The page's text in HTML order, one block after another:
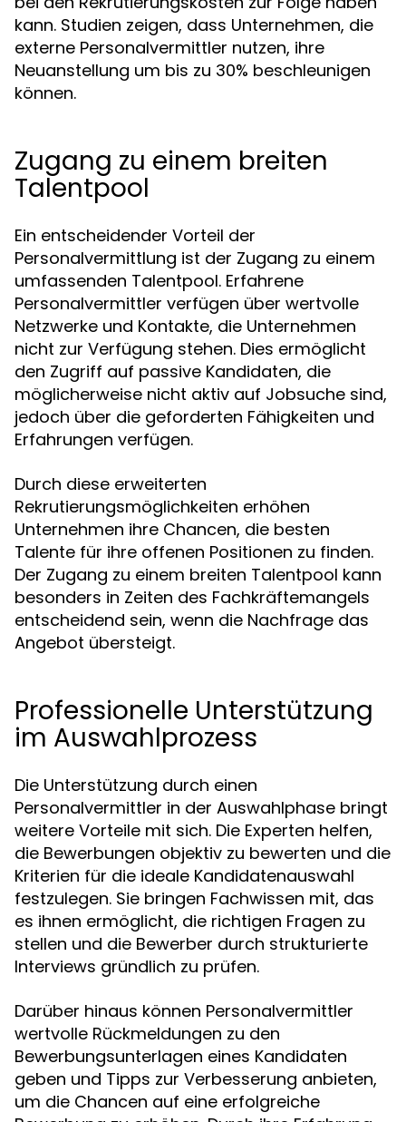
kann. Studien zeigen, dass Unternehmen, die
externe Personalvermittler nutzen, ihre
Neuanstellung um bis zu 30% beschleunigen
können.
Zugang zu einem breiten
Talentpool
Ein entscheidender Vorteil der
Personalvermittlung ist der Zugang zu einem
umfassenden Talentpool. Erfahrene
Personalvermittler verfügen über wertvolle
Netzwerke und Kontakte, die Unternehmen
nicht zur Verfügung stehen. Dies ermöglicht
den Zugriff auf passive Kandidaten, die
möglicherweise nicht aktiv auf Jobsuche sind,
jedoch über die geforderten Fähigkeiten und
Erfahrungen verfügen.
Durch diese erweiterten
Rekrutierungsmöglichkeiten erhöhen
Unternehmen ihre Chancen, die besten
Talente für ihre offenen Positionen zu finden.
Der Zugang zu einem breiten Talentpool kann
besonders in Zeiten des Fachkräftemangels
entscheidend sein, wenn die Nachfrage das
Angebot übersteigt.
Professionelle Unterstützung
im Auswahlprozess
Die Unterstützung durch einen
Personalvermittler in der Auswahlphase bringt
weitere Vorteile mit sich. Die Experten helfen,
die Bewerbungen objektiv zu bewerten und die
Kriterien für die ideale Kandidatenauswahl
festzulegen. Sie bringen Fachwissen mit, das
es ihnen ermöglicht, die richtigen Fragen zu
stellen und die Bewerber durch strukturierte
Interviews gründlich zu prüfen.
Darüber hinaus können Personalvermittler
wertvolle Rückmeldungen zu den
Bewerbungsunterlagen eines Kandidaten
geben und Tipps zur Verbesserung anbieten,
um die Chancen auf eine erfolgreiche